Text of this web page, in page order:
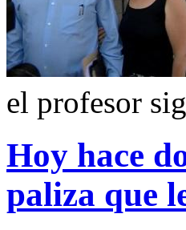
el profesor
Hoy hace
paliza que